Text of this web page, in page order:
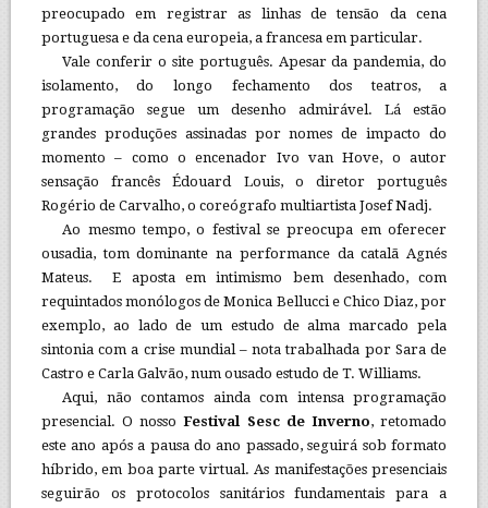
preocupado em registrar as linhas de tensão da cena
portuguesa e da cena europeia, a francesa em particular.
Vale conferir o site português. Apesar da pandemia, do
isolamento, do longo fechamento dos teatros, a
programação segue um desenho admirável. Lá estão
grandes produções assinadas por nomes de impacto do
momento – como o encenador Ivo van Hove, o autor
sensação francês Édouard Louis, o diretor português
Rogério de Carvalho, o coreógrafo multiartista Josef Nadj.
Ao mesmo tempo, o festival se preocupa em oferecer
ousadia, tom dominante na performance da catalã Agnés
Mateus. E aposta em intimismo bem desenhado, com
requintados monólogos de Monica Bellucci e Chico Diaz, por
exemplo, ao lado de um estudo de alma marcado pela
sintonia com a crise mundial – nota trabalhada por Sara de
Castro e Carla Galvão, num ousado estudo de T. Williams.
Aqui, não contamos ainda com intensa programação
presencial. O nossoFestival Sesc de Inverno, retomado
este ano após a pausa do ano passado, seguirá sob formato
híbrido, em boa parte virtual. As manifestações presenciais
seguirão os protocolos sanitários fundamentais para a